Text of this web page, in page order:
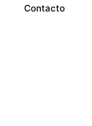
Contacto